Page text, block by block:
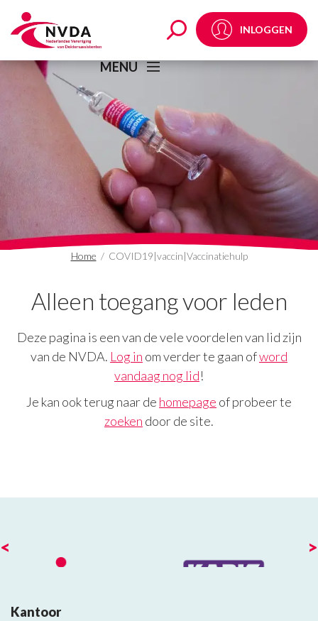
INLOGGEN
MENU
Home / COVID19|vaccin|Vaccinatiehulp
Alleen toegang voor leden
Deze pagina is een van de vele voordelen van lid zijn
van de NVDA. Log in om verder te gaan ofword
vandaag nog lid!
Je kan ook terug naar de homepage of probeer te
zoeken door de site.
< >
Kantoor